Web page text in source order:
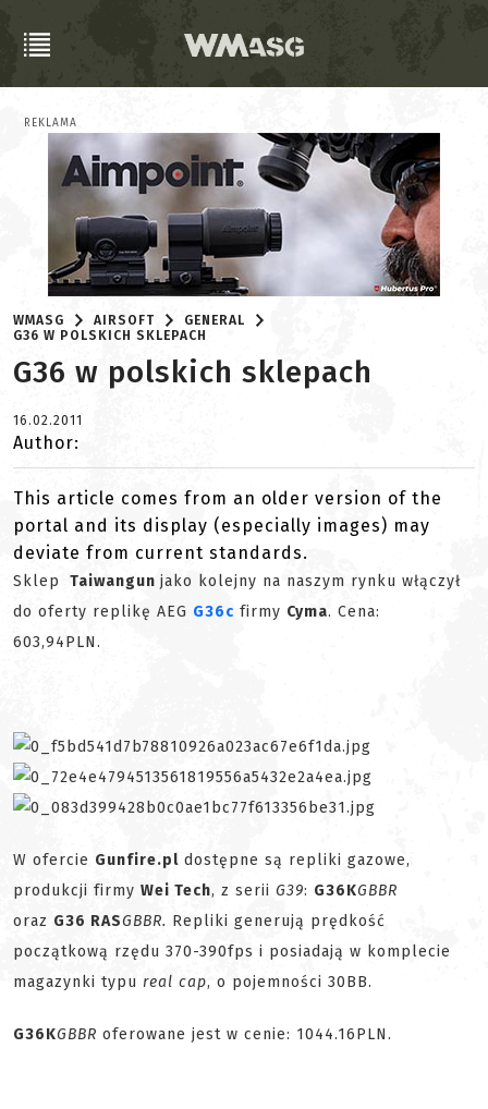
REKLAMA
WMASG AIRSOFT
GENERAL
G36 W POLSKICH SKLEPACH
G36 w polskich sklepach
16.02.2011
Author:
This article comes from an older version of the
portal and its display (especially images) may
deviate from current standards.
Sklep Taiwangun jako kolejny na naszym rynku włączył
do oferty replikę AEG G36c firmy Cyma. Cena:
603,94PLN.
W ofercie Gunfire.pl dostępne są repliki gazowe,
produkcji firmy Wei Tech, z serii G39: G36KGBBR
oraz G36 RASGBBR. Repliki generują prędkość
początkową rzędu 370-390fps i posiadają w komplecie
magazynki typu real cap, o pojemności 30BB.
G36KGBBR oferowane jest w cenie: 1044.16PLN.